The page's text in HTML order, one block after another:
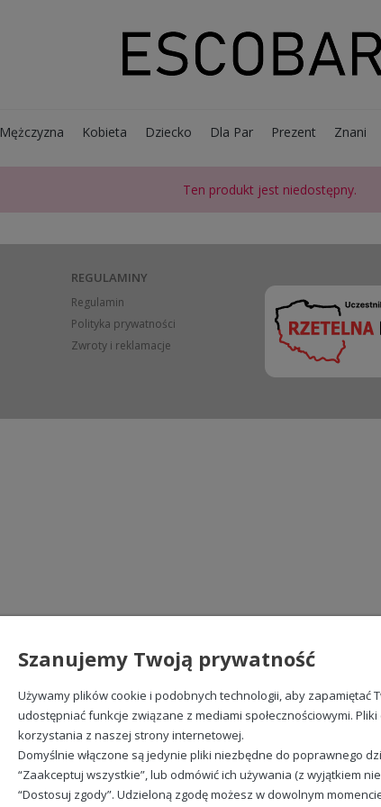
Mężczyzna Kobieta Dziecko Dla Par Prezent Znani
Ten produkt jest niedostępny.
REGULAMINY
Regulamin
Polityka prywatności
Zwroty i reklamacje
Szanujemy Twoją prywatność
Używamy plików cookie i podobnych technologii, aby
udostępniać funkcje związane z mediami społecznościowymi.
korzystania z naszej strony internetowej.
Domyślnie włączone są jedynie pliki niezbędne do poprawnego
“Zaakceptuj wszystkie”, lub odmówić ich używania (z wyjątkiem
“Dostosuj zgody”. Udzieloną zgodę możesz w dowolnym